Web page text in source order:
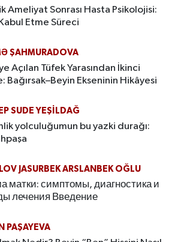
Ameliyat Sonrası Hasta Psikolojisi:
Etme Süreci
ŞAHMURADOVA
Açılan Tüfek Yarasından İkinci
Bağırsak–Beyin Ekseninin Hikâyesi
SUDE YEŞİLDAĞ
yolculuğumun bu yazki durağı:
JASURBEK ARSLANBEK OĞLU
матки: симптомы, диагностика и
лечения Введение
PAŞAYEVA